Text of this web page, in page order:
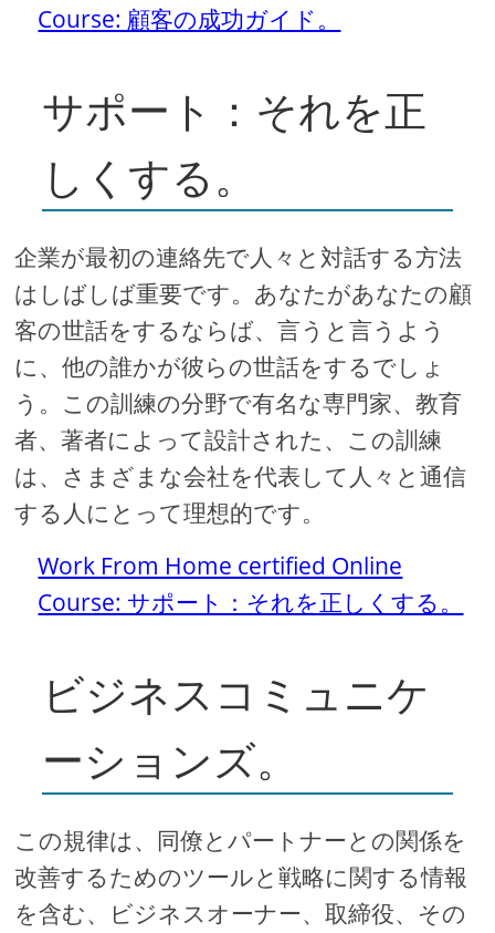
Course: 顧客の成功ガイド。
サポート：それを正
しくする。
企業が最初の連絡先で人々と対話する方法
はしばしば重要です。あなたがあなたの顧
客の世話をするならば、言うと言うよう
に、他の誰かが彼らの世話をするでしょ
う。この訓練の分野で有名な専門家、教育
者、著者によって設計された、この訓練
は、さまざまな会社を代表して人々と通信
する人にとって理想的です。
Work From Home certified Online
Course: サポート：それを正しくする。
ビジネスコミュニケ
ーションズ。
この規律は、同僚とパートナーとの関係を
改善するためのツールと戦略に関する情報
を含む、ビジネスオーナー、取締役、その